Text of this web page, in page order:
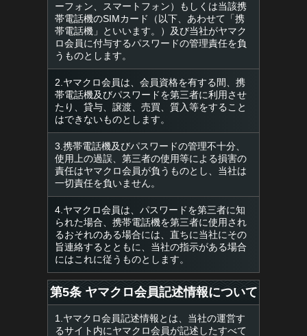
ーフォン、スマートフォン）もしくは当該携
帯電話機のSIMカード（以下、あわせて「携
帯電話機」といいます。）及び当社がヤマク
ロ会員に付与するパスワードの管理責任を負
うものとします。
2.ヤマクロ会員は、会員資格を有する間、携
帯電話機及びパスワードを第三者に利用させ
たり、貸与、譲渡、売買、質入等をすること
はできないものとします。
3.携帯電話機及びパスワードの管理不十分、
使用上の過誤、第三者の使用等による損害の
責任はヤマクロ会員が負うものとし、当社は
一切責任を負いません。
4.ヤマクロ会員は、パスワードを第三者に知
られた場合、携帯電話機を第三者に使用され
るおそれのある場合には、直ちに当社にその
旨連絡するとともに、当社の指示がある場合
にはこれに従うものとします。
第5条 ヤマクロ会員記述情報について
1.ヤマクロ会員記述情報とは、当社の運営す
るサイト内にヤマクロ会員が記述したすべて